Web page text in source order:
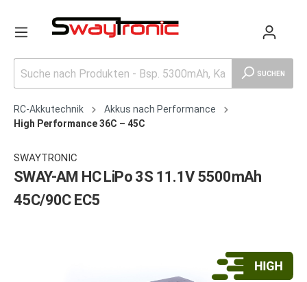
SUCHEN
RC-Akkutechnik
Akkus nach Performance
High Performance 36C – 45C
SWAYTRONIC
SWAY-AM HC LiPo 3S 11.1V 5500mAh
45C/90C EC5